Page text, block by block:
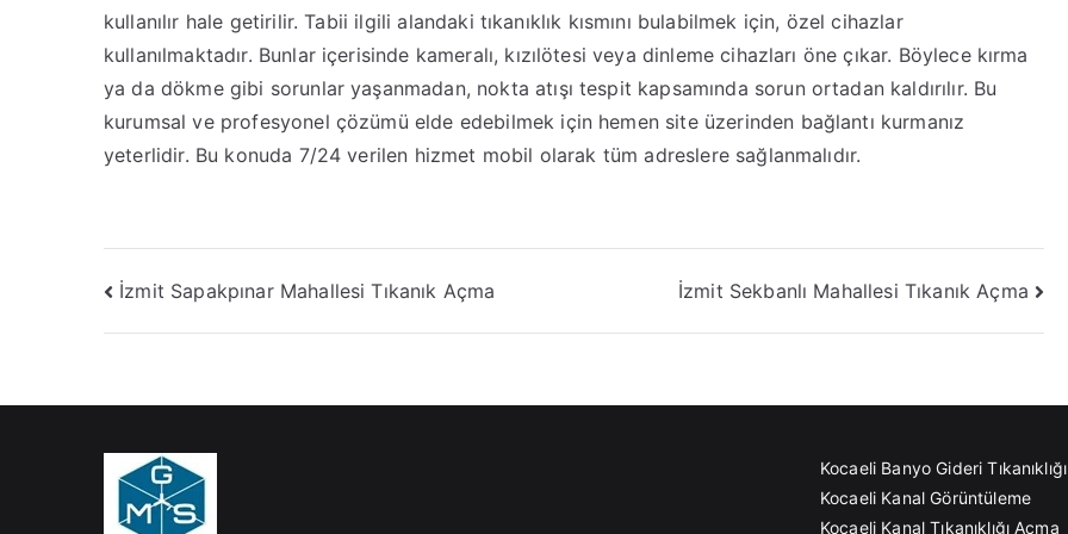
kullanılır hale getirilir. Tabii ilgili alandaki tıkanıklık kısmını bulabilmek için, özel cihazlar
kullanılmaktadır. Bunlar içerisinde kameralı, kızılötesi veya dinleme cihazları öne çıkar. Böylece kırma
ya da dökme gibi sorunlar yaşanmadan, nokta atışı tespit kapsamında sorun ortadan kaldırılır. Bu
kurumsal ve profesyonel çözümü elde edebilmek için hemen site üzerinden bağlantı kurmanız
yeterlidir. Bu konuda 7/24 verilen hizmet mobil olarak tüm adreslere sağlanmalıdır.
Yazı
gezinmesi
İzmit Sapakpınar Mahallesi Tıkanık Açma İzmit Sekbanlı Mahallesi Tıkanık Açma
Kocaeli Banyo Gideri
Kocaeli Kanal Görüntüleme
Kocaeli Kanal Tıkanıklığı Açma